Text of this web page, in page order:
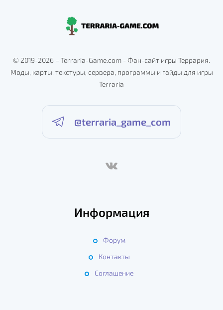
© 2019-2026 – Terraria-Game.com - Фан-сайт игры Террария.
Моды, карты, текстуры, сервера, программы и гайды для игры
Terraria
@terraria_game_com
Информация
Форум
Контакты
Соглашение